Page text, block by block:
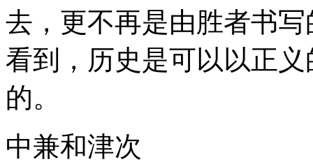
去，更不再是由胜者书
看到，历史是可以以正
的。
中兼和津次